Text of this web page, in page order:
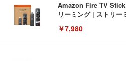
Amazon Fire TV
リーミング | ストリー
￥7,980